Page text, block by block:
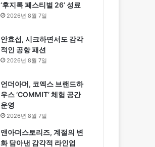
‘후지록 페스티벌 26’ 성료
2026년 8월 7일
안효섭, 시크하면서도 감각
적인 공항 패션
2026년 8월 7일
언더아머, 코엑스 브랜드하
우스 ‘COMMIT’ 체험 공간
운영
2026년 8월 7일
앤아더스토리즈, 계절의 변
화 담아낸 감각적 라인업